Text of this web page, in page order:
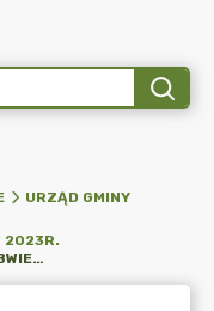
URZĄD GMINY
2023R.
URZĄD GMINY - OBWIESZCZENIA - OBWIESZCZENIA W 2023 - WPISY SPRZED 01.06.2023R.